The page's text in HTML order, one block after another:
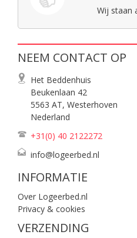
Wij staan
NEEM CONTACT OP
Het Beddenhuis
Beukenlaan 42
5563 AT, Westerhoven
Nederland
+31(0) 40 2122272
info@logeerbed.nl
INFORMATIE
Over Logeerbed.nl
Privacy & cookies
VERZENDING